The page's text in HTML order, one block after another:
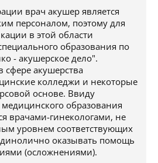
врач акушер является
персоналом, поэтому для
в этой области
образования по
- акушерское дело".
сфере акушерства
колледжи и некоторые
основе. Ввиду
образования
врачами-гинекологами, не
уровнем соответствующих
оказывать помощь
(осложнениями).